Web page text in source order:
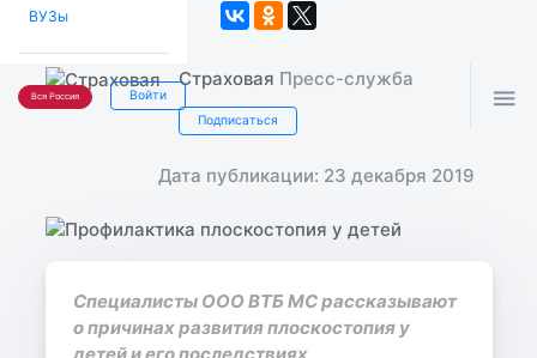
ВУЗы
Вся Россия Войти 
Страховая Пресс-служба
Подписаться
Дата публикации: 23 декабря 2019
Специалисты ООО ВТБ МС рассказывают
о причинах развития плоскостопия у